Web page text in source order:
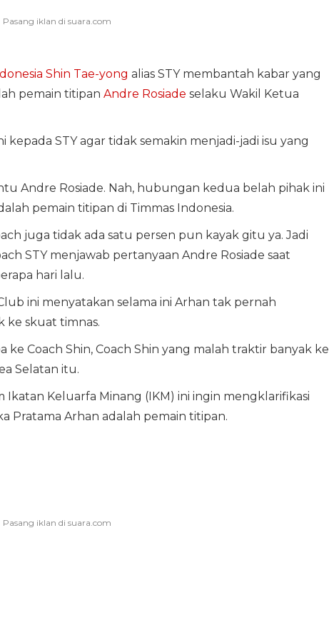
Shin Tae-yong alias STY membantah kabar yang
pemain titipan Andre Rosiade selaku Wakil Ketua
STY agar tidak semakin menjadi-jadi isu yang
Andre Rosiade. Nah, hubungan kedua belah pihak ini
pemain titipan di Timmas Indonesia.
juga tidak ada satu persen pun kayak gitu ya. Jadi
STY menjawab pertanyaan Andre Rosiade saat
hari lalu.
ini menyatakan selama ini Arhan tak pernah
ke skuat timnas.
ke Coach Shin, Coach Shin yang malah traktir banyak ke
Selatan itu.
Keluarfa Minang (IKM) ini ingin mengklarifikasi
Pratama Arhan adalah pemain titipan.